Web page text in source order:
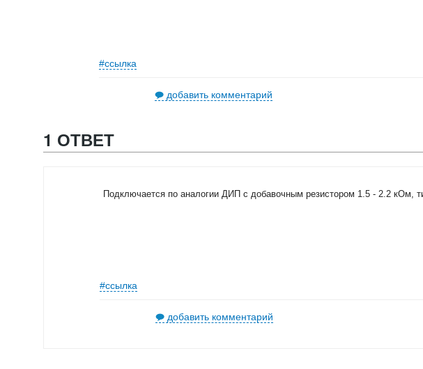
#ссылка
добавить комментарий
1 ОТВЕТ
Подключается по аналогии ДИП с добавочным резистором 1.5 - 2.2 кОм,
#ссылка
добавить комментарий